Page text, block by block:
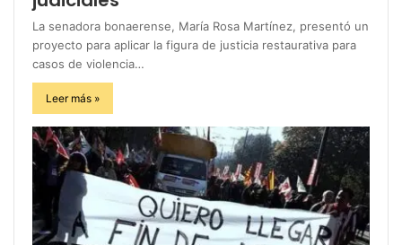
La senadora bonaerense, María Rosa Martínez, presentó un
proyecto para aplicar la figura de justicia restaurativa para
casos de violencia…
Leer más »